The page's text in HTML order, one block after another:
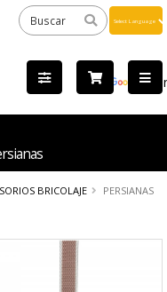
by
BRICOLAJE PERSIANAS